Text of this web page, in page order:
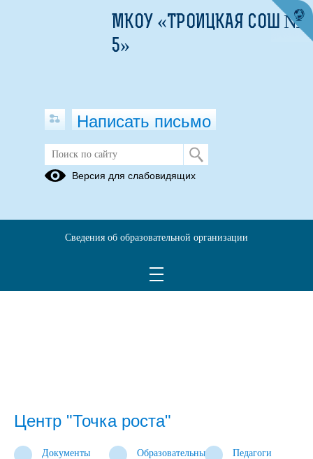
Центр "Точка роста"
Документы
Образовательные
Педагоги
МКОУ «ТРОИЦКАЯ СОШ №
5»
Написать письмо
Версия для слабовидящих
Сведения об образовательной организации